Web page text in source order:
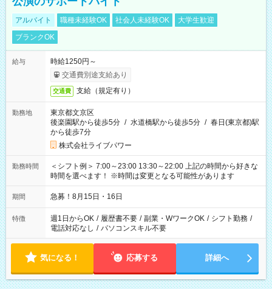
アルバイト 職種未経験OK 社会人未経験OK
大学生歓迎
ブランクOK
給与
時給1250円～
交通費別途支給あり
交通費 支給（規定有り）
勤務地
東京都文京区
後楽園駅から徒歩5分 / 水道橋駅から徒歩5分 / 春日(東京都)駅
から徒歩7分
株式会社ライブパワー
勤務時間
＜シフト例＞ 7:00～23:00 13:30～22:00 上記の時間から好きな
時間を選べます！ ※時間は変更となる可能性があります
期間 急募！8月15日・16日
特徴 週1日からOK / 履歴書不要 / 副業・WワークOK / シフト勤務 /
電話対応なし / パソコンスキル不要
気になる！ 応募する 詳細へ